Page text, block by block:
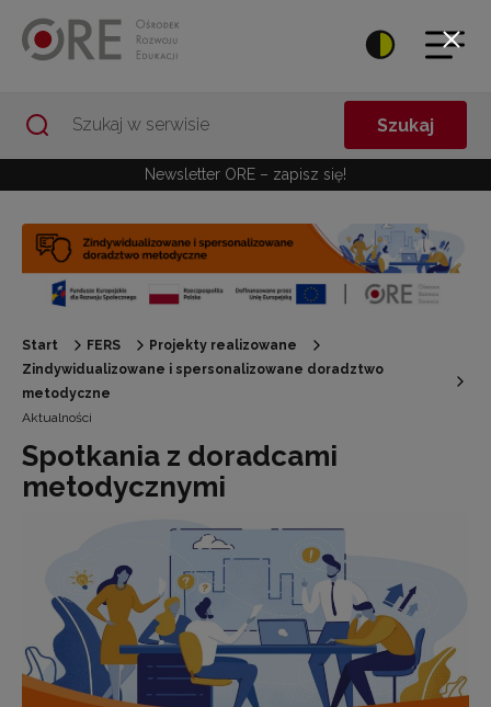
Szukaj
Newsletter ORE – zapisz się!
Start FERS
Projekty realizowane
Zindywidualizowane i spersonalizowane doradztwo
metodyczne
Aktualności
Spotkania z doradcami
metodycznymi